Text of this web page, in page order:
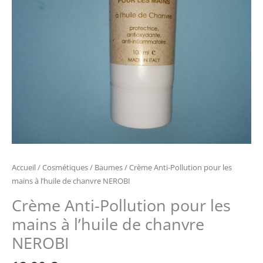
Accueil/Cosmétiques/ Baumes/ Crème Anti-Pollution pour les
mains à l’huile de chanvre NEROBI
Crème Anti-Pollution pour les
mains à l’huile de chanvre
NEROBI